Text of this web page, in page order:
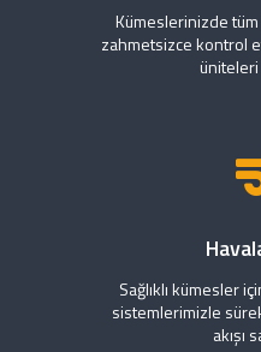
Kümeslerinizde
zahmetsizce kontrol
üniteleri
Sağlıklı kümesler
sistemlerimizle
akışı